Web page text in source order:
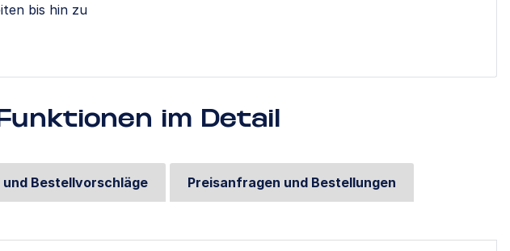
bis hin zu
im Detail
Bestellvorschläge Preisanfragen und Bestellungen